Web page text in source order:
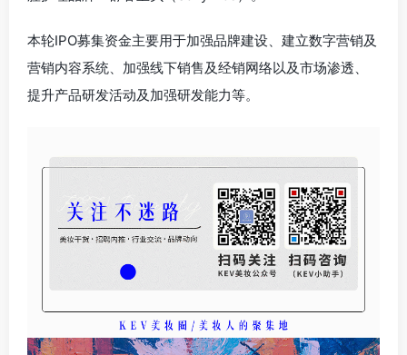
# 美妆风向标 # 资讯 # 品牌动态
# 护肤品
# 行业新闻 # 资讯
文章版权归作者所有，未经允许请勿转载。